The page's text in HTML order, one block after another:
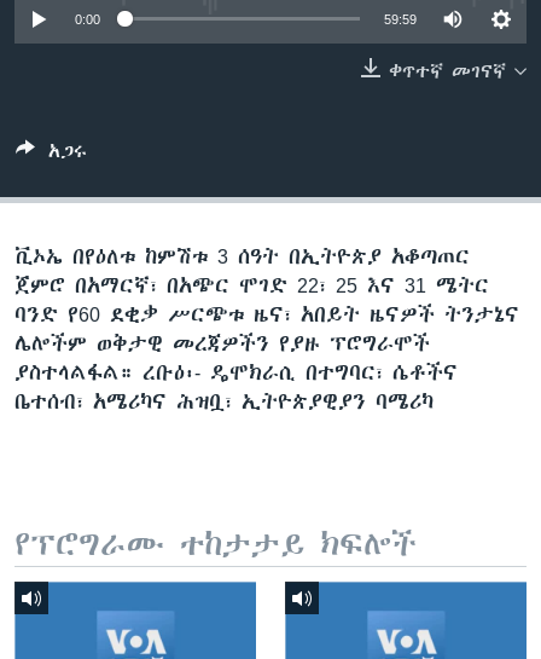
0:00 59:59
ቀጥተኛ መገናኛ
አጋሩ
ቪኦኤ በየዕለቱ ከምሽቱ 3 ሰዓት በኢትዮጵያ አቆጣጠር
ጀምሮ በአማርኛ፣ በአጭር ሞገድ 22፣ 25 እና 31 ሜትር
ባንድ የ60 ደቂቃ ሥርጭቱ ዜና፣ አበይት ዜናዎች ትንታኔና
ሌሎችም ወቅታዊ መረጃዎችን የያዙ ፕሮግራሞች
ያስተላልፋል። ረቡዕ፡- ዴሞክራሲ በተግባር፣ ሴቶችና
ቤተሰብ፣ አሜሪካና ሕዝቧ፣ ኢትዮጵያዊያን ባሜሪካ
የፕሮግራሙ ተከታታይ ክፍሎች